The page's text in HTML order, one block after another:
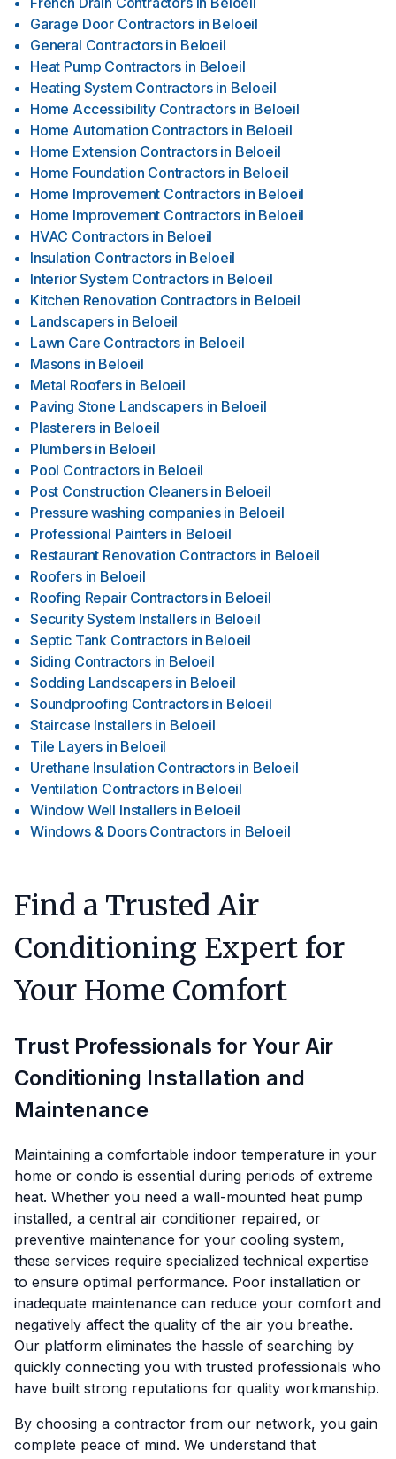
Garage Door Contractors in Beloeil
General Contractors in Beloeil
Heat Pump Contractors in Beloeil
Heating System Contractors in Beloeil
Home Accessibility Contractors in Beloeil
Home Automation Contractors in Beloeil
Home Extension Contractors in Beloeil
Home Foundation Contractors in Beloeil
Home Improvement Contractors in Beloeil
Home Improvement Contractors in Beloeil
HVAC Contractors in Beloeil
Insulation Contractors in Beloeil
Interior System Contractors in Beloeil
Kitchen Renovation Contractors in Beloeil
Landscapers in Beloeil
Lawn Care Contractors in Beloeil
Masons in Beloeil
Metal Roofers in Beloeil
Paving Stone Landscapers in Beloeil
Plasterers in Beloeil
Plumbers in Beloeil
Pool Contractors in Beloeil
Post Construction Cleaners in Beloeil
Pressure washing companies in Beloeil
Professional Painters in Beloeil
Restaurant Renovation Contractors in Beloeil
Roofers in Beloeil
Roofing Repair Contractors in Beloeil
Security System Installers in Beloeil
Septic Tank Contractors in Beloeil
Siding Contractors in Beloeil
Sodding Landscapers in Beloeil
Soundproofing Contractors in Beloeil
Staircase Installers in Beloeil
Tile Layers in Beloeil
Urethane Insulation Contractors in Beloeil
Ventilation Contractors in Beloeil
Window Well Installers in Beloeil
Windows & Doors Contractors in Beloeil
Find a Trusted Air
Conditioning Expert for
Your Home Comfort
Trust Professionals for Your Air
Conditioning Installation and
Maintenance
Maintaining a comfortable indoor temperature in your
home or condo is essential during periods of extreme
heat. Whether you need a wall-mounted heat pump
installed, a central air conditioner repaired, or
preventive maintenance for your cooling system,
these services require specialized technical expertise
to ensure optimal performance. Poor installation or
inadequate maintenance can reduce your comfort and
negatively affect the quality of the air you breathe.
Our platform eliminates the hassle of searching by
quickly connecting you with trusted professionals who
have built strong reputations for quality workmanship.
By choosing a contractor from our network, you gain
complete peace of mind. We understand that